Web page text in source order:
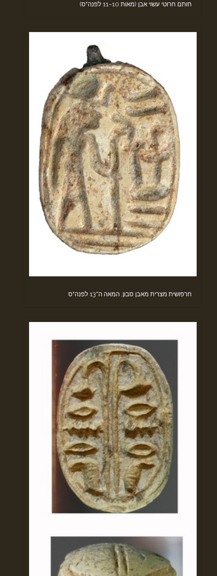
חותם חרוטי עשוי אבן (מאות 10–11 לפנה"ס)
חרפושית מצרית מאבן סבון, המאה ה־13 לפנה"ס